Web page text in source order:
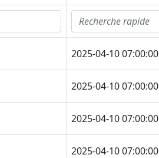
2025-04-10 07:00:00
2025-04-10 07:00:00
2025-04-10 07:00:00
2025-04-10 07:00:00